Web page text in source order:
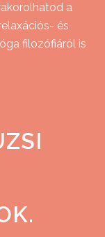
a
és
filozófiáról is